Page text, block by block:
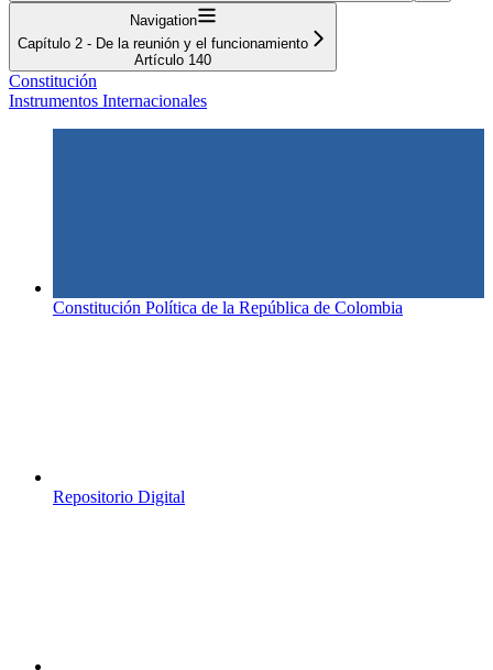
Navigation
Capítulo 2 - De la reunión y el funcionamiento
Artículo 140
Constitución
Instrumentos Internacionales
Constitución Política de la República de Colombia
Repositorio Digital